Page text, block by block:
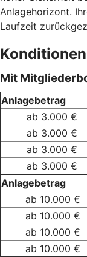
Anlagehorizont.
Laufzeit
Konditionen
Mit
Anlagebetrag
ab 3.000 €
ab 3.000 €
ab 3.000 €
ab 3.000 €
Anlagebetrag
ab 10.000 €
ab 10.000 €
ab 10.000 €
ab 10.000 €